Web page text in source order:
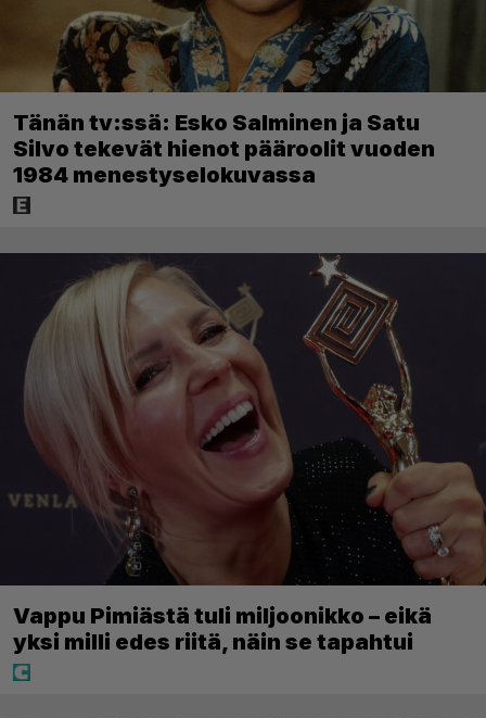
Tänän tv:ssä: Esko Salminen ja Satu
Silvo tekevät hienot pääroolit vuoden
1984 menestyselokuvassa
Vappu Pimiästä tuli miljoonikko – eikä
yksi milli edes riitä, näin se tapahtui